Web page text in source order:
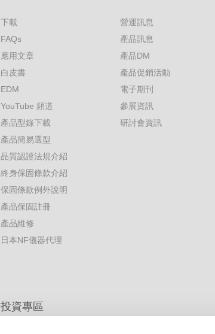
下載
FAQs
應用文章
白皮書
EDM
YouTube 頻道
產品型錄下載
產品簡易選型
品質認證法規介紹
終身保固條款介紹
保固條款例外說明
產品保固註冊
產品維修
日本NF儀器代理
營運訊息
產品訊息
產品DM
產品促銷活動
電子期刊
參展資訊
研討會資訊
投資專區